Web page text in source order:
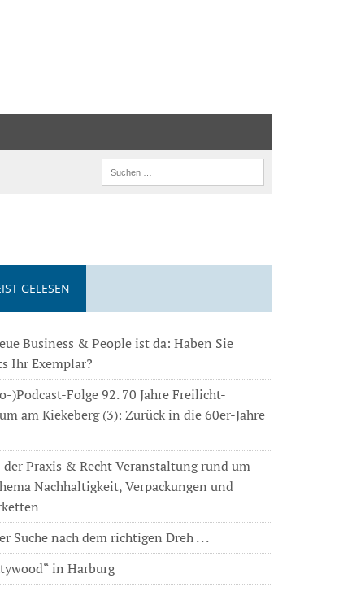
GELESEN
Business & People ist da: Haben Sie
Ihr Exemplar?
)Podcast-Folge 92. 70 Jahre Freilicht-
am Kiekeberg (3): Zurück in die 60er-Jahre
der Praxis & Recht Veranstaltung rund um
Nachhaltigkeit, Verpackungen und
Suche nach dem richtigen Dreh . . .
in Harburg